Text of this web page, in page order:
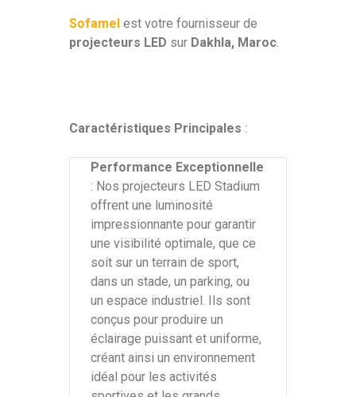
Sofamel est votre fournisseur de
projecteurs LED sur Dakhla, Maroc.
Caractéristiques Principales :
Performance Exceptionnelle
: Nos projecteurs LED Stadium
offrent une luminosité
impressionnante pour garantir
une visibilité optimale, que ce
soit sur un terrain de sport,
dans un stade, un parking, ou
un espace industriel. Ils sont
conçus pour produire un
éclairage puissant et uniforme,
créant ainsi un environnement
idéal pour les activités